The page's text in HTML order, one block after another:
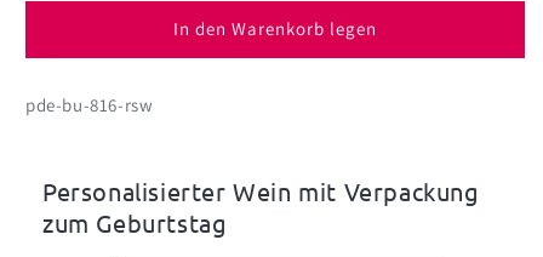
BREE
zum
mit
persönlichem
Aufdruck
mit
BREE
mit
persönlichem
Aufdruck
In den Warenkorb legen
pde-bu-816-rsw
Personalisierter Wein mit Verpackung
zum Geburtstag